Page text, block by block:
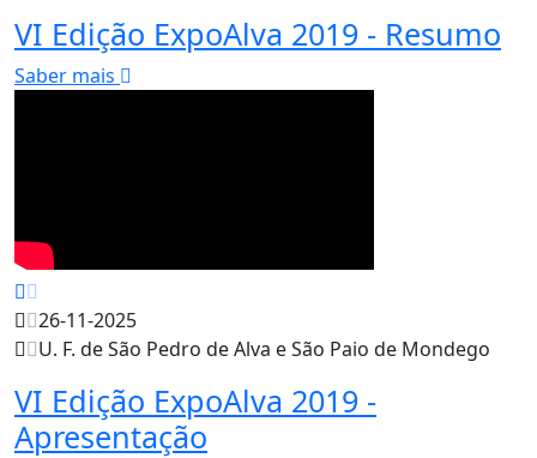
VI Edição ExpoAlva 2019 - Resumo
Saber mais
26-11-2025
U. F. de São Pedro de Alva e São Paio de Mondego
VI Edição ExpoAlva 2019 -
Apresentação